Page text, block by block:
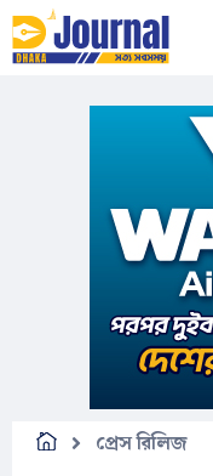
Skip to main content
প্রেস রিলিজ